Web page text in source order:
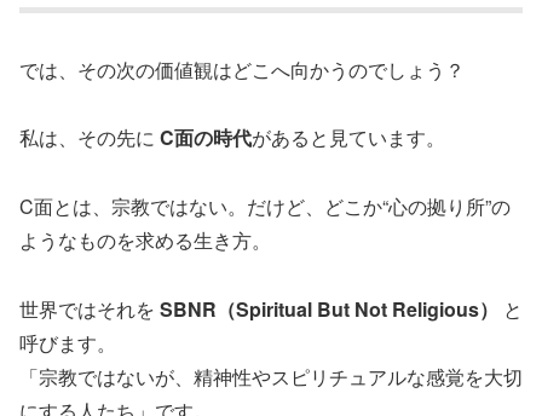
では、その次の価値観はどこへ向かうのでしょう？
私は、その先に C面の時代があると見ています。
C面とは、宗教ではない。だけど、どこか“心の拠り所”の
ようなものを求める生き方。
世界ではそれを SBNR（Spiritual But Not Religious）
と
呼びます。
「宗教ではないが、精神性やスピリチュアルな感覚を大切